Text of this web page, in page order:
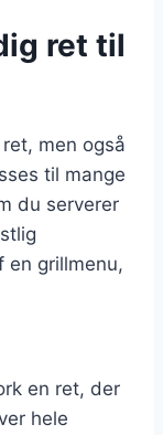
ret til
men også
til mange
du serverer
en grillmenu,
en ret, der
hele